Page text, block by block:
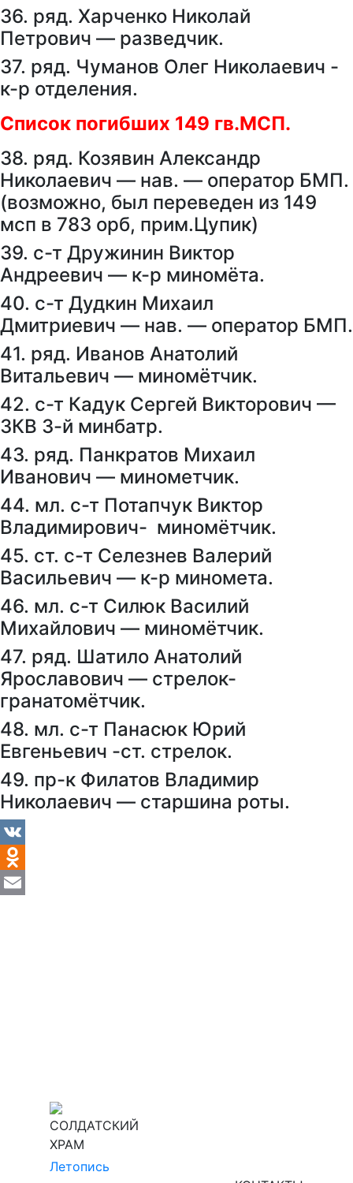
36. ряд. Харченко Николай
Петрович — разведчик.
37. ряд. Чуманов Олег Николаевич -
к-р отделения.
Список погибших 149 гв.МСП.
38. ряд. Козявин Александр
Николаевич — нав. — оператор БМП.
(возможно, был переведен из 149
мсп в 783 орб, прим.Цупик)
39. с-т Дружинин Виктор
Андреевич — к-р миномёта.
40. с-т Дудкин Михаил
Дмитриевич — нав. — оператор БМП.
41. ряд. Иванов Анатолий
Витальевич — миномётчик.
42. с-т Кадук Сергей Викторович —
ЗКВ 3-й минбатр.
43. ряд. Панкратов Михаил
Иванович — минометчик.
44. мл. с-т Потапчук Виктор
Владимирович- миномётчик.
45. ст. с-т Селезнев Валерий
Васильевич — к-р миномета.
46. мл. с-т Силюк Василий
Михайлович — миномётчик.
47. ряд. Шатило Анатолий
Ярославович — стрелок-
гранатомётчик.
48. мл. с-т Панасюк Юрий
Евгеньевич -ст. стрелок.
49. пр-к Филатов Владимир
Николаевич — старшина роты.
VK
Odnoklassniki
СОЛДАТСКИЙ
ХРАМ
Летопись